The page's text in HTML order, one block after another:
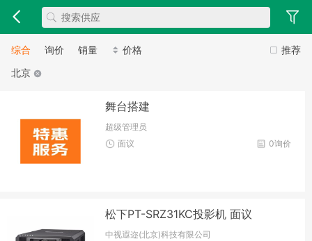
推荐
综合 询价 销量
价格
北京
舞台搭建
超级管理员
0询价
面议
松下PT-SRZ31KC投影机 面议
中视遐迩(北京)科技有限公司